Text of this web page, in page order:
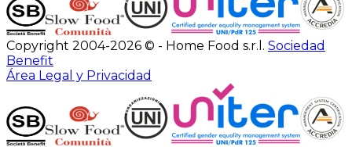
Copyright 2004-2026 © - Home Food s.r.l. Sociedad
Benefit
Área Legal y Privacidad